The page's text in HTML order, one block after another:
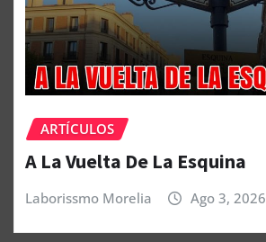
ARTÍCULOS
A La Vuelta De La Esquina
Laborissmo Morelia Ago 3, 2026